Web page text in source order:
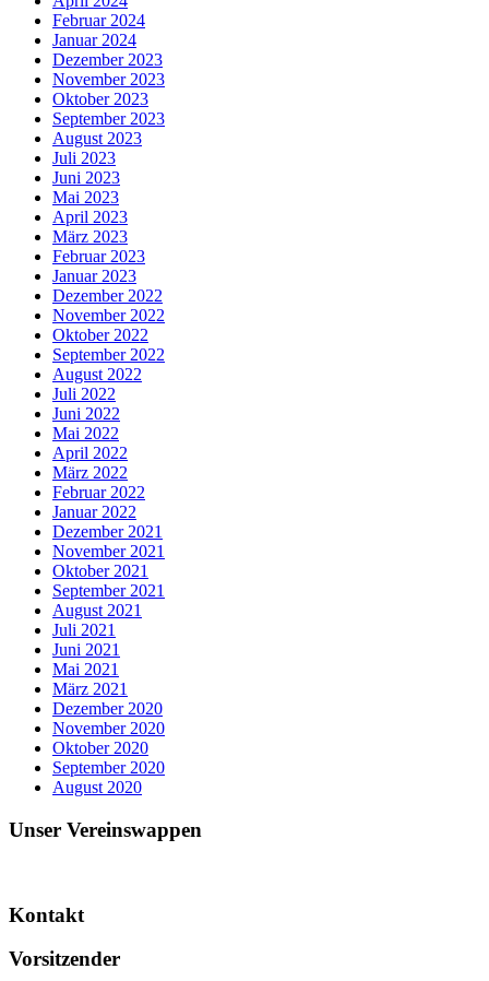
Februar 2024
Januar 2024
Dezember 2023
November 2023
Oktober 2023
September 2023
August 2023
Juli 2023
Juni 2023
Mai 2023
April 2023
März 2023
Februar 2023
Januar 2023
Dezember 2022
November 2022
Oktober 2022
September 2022
August 2022
Juli 2022
Juni 2022
Mai 2022
April 2022
März 2022
Februar 2022
Januar 2022
Dezember 2021
November 2021
Oktober 2021
September 2021
August 2021
Juli 2021
Juni 2021
Mai 2021
März 2021
Dezember 2020
November 2020
Oktober 2020
September 2020
August 2020
Unser Vereinswappen
Kontakt
Vorsitzender